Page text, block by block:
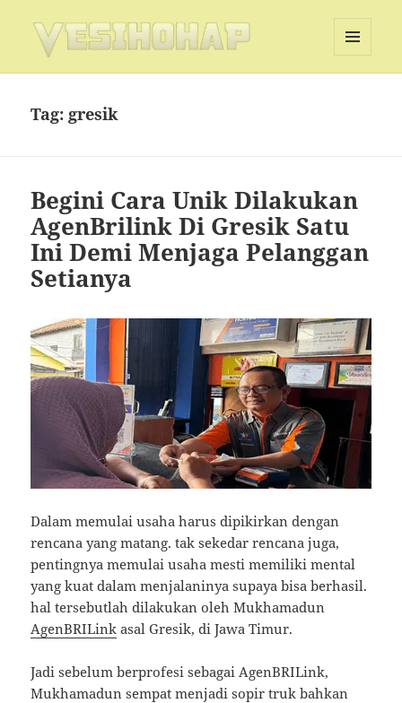
DAN
Tag: gresik
Begini Cara Unik Dilakukan
AgenBrilink Di Gresik Satu
Ini Demi Menjaga Pelanggan
Setianya
Dalam memulai usaha harus dipikirkan dengan
rencana yang matang. tak sekedar rencana juga,
pentingnya memulai usaha mesti memiliki mental
yang kuat dalam menjalaninya supaya bisa berhasil.
hal tersebutlah dilakukan oleh Mukhamadun
AgenBRILink asal Gresik, di Jawa Timur.
Jadi sebelum berprofesi sebagai AgenBRILink,
Mukhamadun sempat menjadi sopir truk bahkan